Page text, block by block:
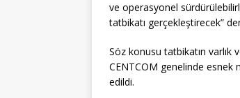
ve operasyonel
tatbikatı gerçekleştirecek”
Söz konusu tatbikatın varlık
CENTCOM genelinde esnek
edildi.